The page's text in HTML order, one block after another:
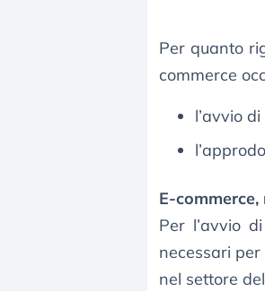
Per quanto
commerce
l’avvio
E-
Per l’avvio
necessari
nel settore